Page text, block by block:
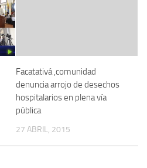
Facatativá ,comunidad
denuncia arrojo de desechos
hospitalarios en plena vía
pública
27 ABRIL, 2015